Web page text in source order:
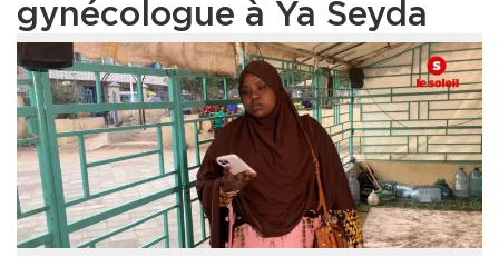
gynécologue à Ya Seyda